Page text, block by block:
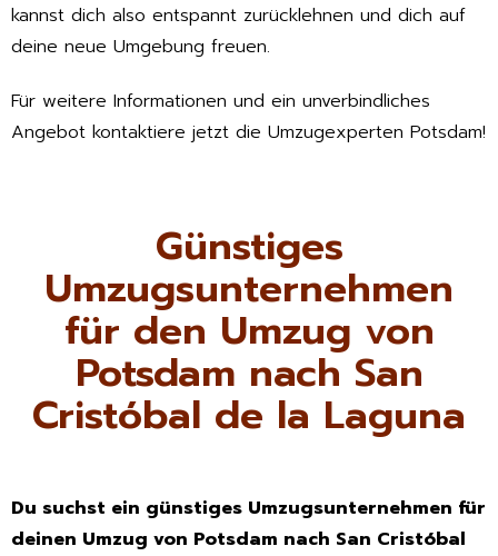
kannst dich also entspannt zurücklehnen und dich auf
deine neue Umgebung freuen.
Für weitere Informationen und ein unverbindliches
Angebot kontaktiere jetzt die Umzugexperten Potsdam!
Günstiges
Umzugsunternehmen
für den Umzug von
Potsdam nach San
Cristóbal de la Laguna
Du suchst ein günstiges Umzugsunternehmen für
deinen Umzug von Potsdam nach San Cristóbal